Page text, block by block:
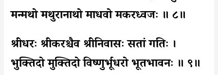
मन्मथो मथुरानाथो माधवो मकरध्वजः ॥ ८॥
श्रीधरः श्रीकरश्चैव श्रीनिवासः सतां गतिः ।
भुक्तिदो मुक्तिदो विष्णुर्भूधरो भूतभावनः ॥ ९॥